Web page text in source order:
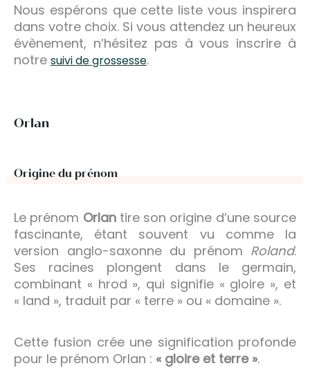
Nous espérons que cette liste vous inspirera
dans votre choix. Si vous attendez un heureux
évènement, n’hésitez pas à vous inscrire à
notre suivi de grossesse.
Orlan
Origine du prénom
Le prénom Orlantire son origine d’une source
fascinante, étant souvent vu comme la
version anglo-saxonne du prénom Roland.
Ses racines plongent dans le germain,
combinant « hrod », qui signifie « gloire », et
« land », traduit par « terre » ou « domaine ».
Cette fusion crée une signification profonde
pour le prénom Orlan : « gloire et terre ».